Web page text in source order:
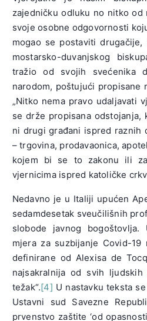
zajedničku odluku no nitko
svoje osobne odgovornosti
mogao se postaviti
mostarsko-duvanjskog
tražio od svojih svećenika
narodom, poštujući propisane
„Nitko nema pravo udaljavati
se drže propisana odstojanja,
ni drugi građani ispred raznih
– trgovina, prodavaonica,
kojem bi se to zakonu ili
vjernicima ispred katoličke
Nedavno je u Italiji upućen
sedamdesetak sveučilišnih
slobode javnog
mjera za suzbijanje Covid-19
definirane od Alexisa de
najsakralnija od svih ljudskih
težak“.[4] U nastavku teksta
Ustavni sud Savezne
prvenstvo zaštite ‘od